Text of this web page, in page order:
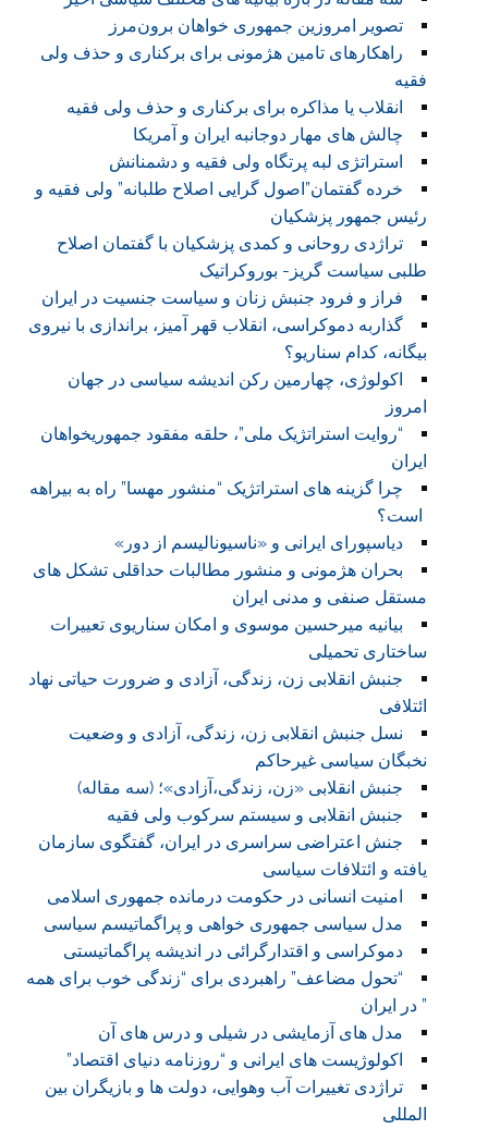
تصویر امروزین جمهوری خواهان برون‌مرز
راهکارهای تامین هژمونی برای برکناری و حذف ولی
فقیه
انقلاب یا مذاکره برای برکناری و حذف ولی فقیه
چالش های مهار دوجانبه ایران و آمریکا
استراتژی لبه پرتگاه ولی فقیه و دشمنانش
خرده گفتمان”اصول گرایی اصلاح طلبانه” ولی فقیه و
رئیس جمهور پزشکیان
تراژدی روحانی و کمدی پزشکیان با گفتمان اصلاح
طلبی سیاست گریز- بوروکراتیک
فراز و فرود جنبش زنان و سیاست جنسیت در ایران
گذاربه دموکراسی، انقلاب قهر آمیز، براندازی با نیروی
بیگانه، کدام سناریو؟
اکولوژی، چهارمین رکن اندیشه سیاسی در جهان
امروز
“روایت استراتژیک ملی”، حلقه مفقود جمهوریخواهان
ایران
چرا گزینه های استراتژیک “منشور مهسا” راه به بیراهه
است؟
دیاسپورای ایرانی و «ناسیونالیسم از دور»
بحران هژمونی و منشور مطالبات حداقلی تشکل های
مستقل صنفی و مدنی ایران
بیانیه میرحسین موسوی و امکان سناریوی تعییرات
ساختاری تحمیلی
جنبش انقلابی زن، زندگی، آزادی و ضرورت حیاتی نهاد
ائتلافی
نسل جنبش انقلابی زن، زندگی، آزادی و وضعیت
نخبگان سیاسی غیرحاکم
جنبش انقلابی «زن، زندگی،آزادی»؛ (سه مقاله)
جنبش انقلابی و سیستم سرکوب ولی فقیه
جنش اعتراضی سراسری در ایران، گفتگوی سازمان
یافته و ائتلافات سیاسی
امنیت انسانی در حکومت درمانده جمهوری اسلامی
مدل سیاسی جمهوری خواهی و پراگماتیسم سیاسی
دموکراسی و اقتدارگرائی در اندیشه پراگماتیستی
“تحول مضاعف” راهبردی برای “زندگی خوب برای همه
” در ایران
مدل های آزمایشی در شیلی و درس های آن
اکولوژیست های ایرانی و “روزنامه دنیای اقتصاد”
تراژدی تغییرات آب وهوایی، دولت ها و بازیگران بین
المللی